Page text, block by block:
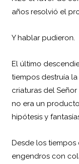
años resolvió el
Y hablar pudieron.
El último
tiempos destruía
criaturas del
no era un
hipótesis y
Desde los tiempos
engendros con